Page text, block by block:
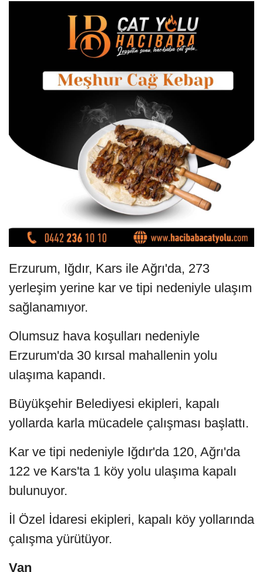
Erzurum, Iğdır, Kars ile Ağrı'da, 273
yerleşim yerine kar ve tipi nedeniyle ulaşım
sağlanamıyor.
Olumsuz hava koşulları nedeniyle
Erzurum'da 30 kırsal mahallenin yolu
ulaşıma kapandı.
Büyükşehir Belediyesi ekipleri, kapalı
yollarda karla mücadele çalışması başlattı.
Kar ve tipi nedeniyle Iğdır'da 120, Ağrı'da
122 ve Kars'ta 1 köy yolu ulaşıma kapalı
bulunuyor.
İl Özel İdaresi ekipleri, kapalı köy yollarında
çalışma yürütüyor.
Van